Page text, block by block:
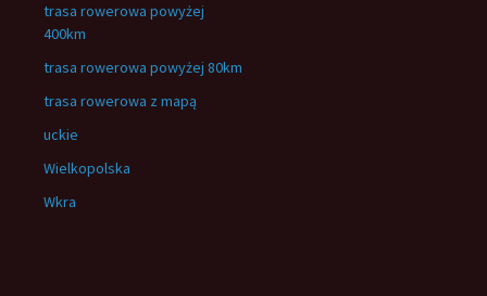
trasa rowerowa powyżej
400km
trasa rowerowa powyżej 80km
trasa rowerowa z mapą
uckie
Wielkopolska
Wkra